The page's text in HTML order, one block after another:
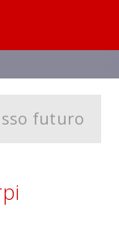
DOOMSDAY
futuro